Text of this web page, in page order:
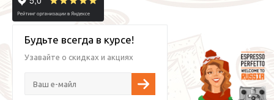
Будьте всегда в курсе!
Узавайте о скидках и акциях